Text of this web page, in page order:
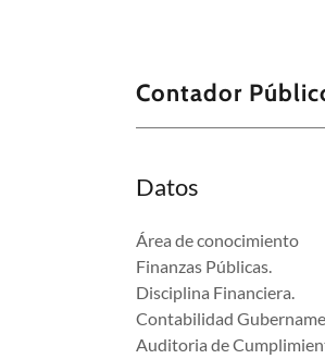
Contador
Datos
Área de conocimiento
Finanzas Públicas.
Disciplina Financiera.
Contabilidad
Auditoria de